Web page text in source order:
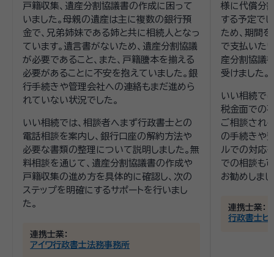
戸籍収集、遺産分割協議書の作成に困って
いました。母親の遺産は主に複数の銀行預
金で、兄弟姉妹である姉と共に相続人となっ
ています。遺言書がないため、遺産分割協議
が必要であること、また、戸籍謄本を揃える
必要があることに不安を抱えていました。銀
行手続きや管理会社への連絡もまだ進めら
れていない状況でした。
いい相続では、相談者へまず行政書士との
電話相談を案内し、銀行口座の解約方法や
必要な書類の整理について説明しました。無
料相談を通じて、遺産分割協議書の作成や
戸籍収集の進め方を具体的に確認し、次の
ステップを明確にするサポートを行いまし
た。
連携士業：
アイワ行政書士法務事務所
様に代償分
する予定で
ため、期間
で支払いた
産分割協議
受けました。
いい相続で
税金面での
ご相談され
の手続きや
ルでの対応
での相談も
お勧めしまし
連携士業：
行政書士ヒ